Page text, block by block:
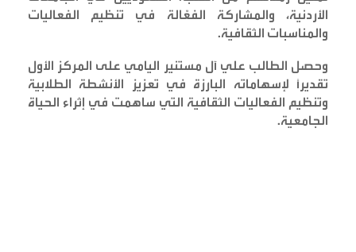
الأردنية، والمشاركة الفعّالة في تنظيم الفعاليات
والمناسبات الثقافية.
وحصل الطالب علي آل مستنير اليامي على المركز الأول
تقديرًا لإسهاماته البارزة في تعزيز الأنشطة الطلابية
وتنظيم الفعاليات الثقافية التي ساهمت في إثراء الحياة
الجامعية.